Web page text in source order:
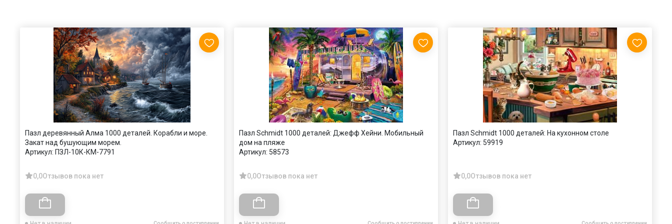
Пазл деревянный Алма 1000 деталей. Корабли и море.
Закат над бушующим морем.
Артикул: ПЗЛ-10К-КМ-7791
0,0Отзывов пока нет
Пазл Schmidt 1000 деталей: Джефф Хейни. Мобильный
дом на пляже
Артикул: 58573
0,0Отзывов пока нет
Пазл Schmidt 1000 деталей: На кухонном столе
Артикул: 59919
0,0Отзывов пока нет